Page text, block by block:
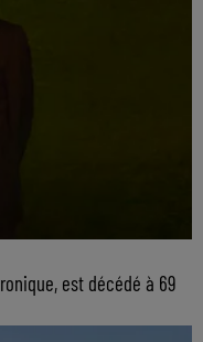
est décédé à 69